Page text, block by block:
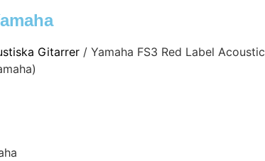
Gitarrer / Yamaha FS3 Red Label Acoustic